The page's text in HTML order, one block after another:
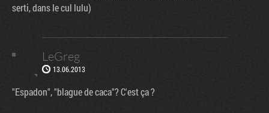
serti, dans le cul lulu)
LeGreg
13.06.2013
"Espadon", "blague de caca"? C'est ça ?